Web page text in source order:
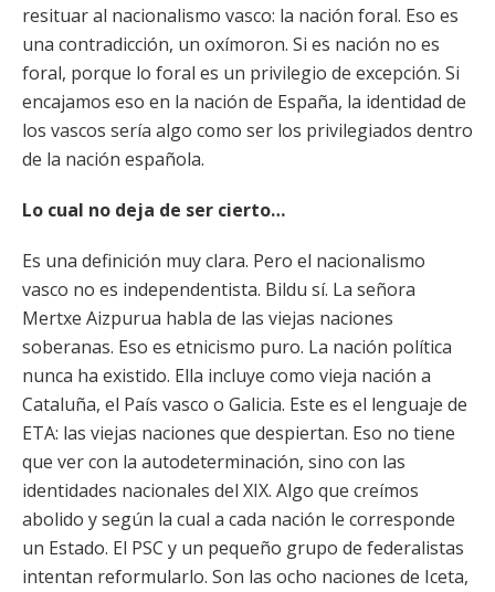
resituar al nacionalismo vasco: la nación foral. Eso es
una contradicción, un oxímoron. Si es nación no es
foral, porque lo foral es un privilegio de excepción. Si
encajamos eso en la nación de España, la identidad de
los vascos sería algo como ser los privilegiados dentro
de la nación española.
Lo cual no deja de ser cierto…
Es una definición muy clara. Pero el nacionalismo
vasco no es independentista. Bildu sí. La señora
Mertxe Aizpurua habla de las viejas naciones
soberanas. Eso es etnicismo puro. La nación política
nunca ha existido. Ella incluye como vieja nación a
Cataluña, el País vasco o Galicia. Este es el lenguaje de
ETA: las viejas naciones que despiertan. Eso no tiene
que ver con la autodeterminación, sino con las
identidades nacionales del XIX. Algo que creímos
abolido y según la cual a cada nación le corresponde
un Estado. El PSC y un pequeño grupo de federalistas
intentan reformularlo. Son las ocho naciones de Iceta,